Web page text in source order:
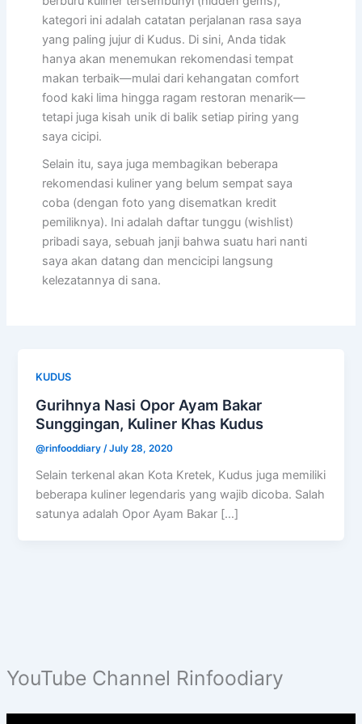
YouTube Channel Rinfoodiary
kategori ini adalah catatan perjalanan rasa saya
yang paling jujur di Kudus. Di sini, Anda tidak
hanya akan menemukan rekomendasi tempat
makan terbaik—mulai dari kehangatan comfort
food kaki lima hingga ragam restoran menarik—
tetapi juga kisah unik di balik setiap piring yang
saya cicipi.
Selain itu, saya juga membagikan beberapa
rekomendasi kuliner yang belum sempat saya
coba (dengan foto yang disematkan kredit
pemiliknya). Ini adalah daftar tunggu (wishlist)
pribadi saya, sebuah janji bahwa suatu hari nanti
saya akan datang dan mencicipi langsung
kelezatannya di sana.
KUDUS
Gurihnya Nasi Opor Ayam Bakar
Sunggingan, Kuliner Khas Kudus
@rinfooddiary /July 28, 2020
Selain terkenal akan Kota Kretek, Kudus juga memiliki
beberapa kuliner legendaris yang wajib dicoba. Salah
satunya adalah Opor Ayam Bakar […]